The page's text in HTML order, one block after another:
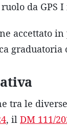
da GPS I
accettato
tra le
, il DM 111/